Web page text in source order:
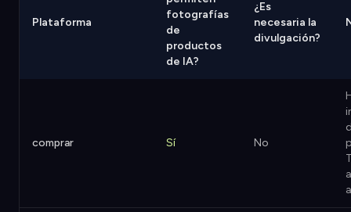
Plataforma
fotografías
de
productos
de IA?
¿Es
necesaria la
divulgación?
comprar Sí No